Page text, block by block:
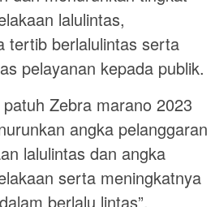
lalulintas,
tertib berlalulintas serta
pelayanan kepada publik.
Zebra marano 2023
angka pelanggaran
lalulintas dan angka
serta meningkatnya
berlalu lintas”.